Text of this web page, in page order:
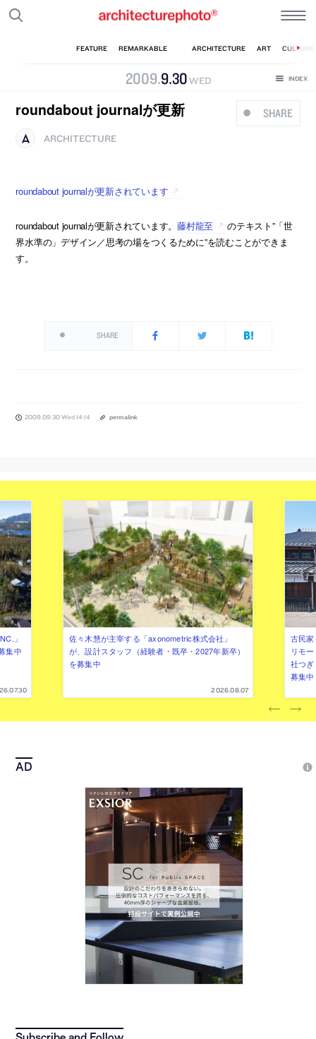
2009.9.30 WED
SHARE
roundabout journalが更新
ARCHITECTURE
roundabout journalが更新されています
roundabout journalが更新されています。藤村龍至
のテキスト”「世
界水準の」デザイン／思考の場をつくるために”を読むことができま
す。
SHARE
2009.09.30 Wed 14:14 permalink
」
集中
佐々木慧が主宰する「axonometric株式会社」
が、設計スタッフ（経験者・既卒・2027年新卒）
を募集中
2026.08.07
古民
リモ
社つ
募集中